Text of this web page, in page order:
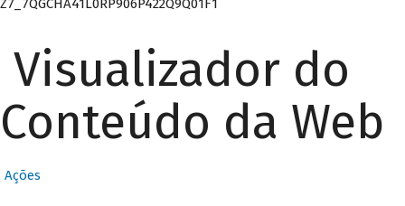
Visualizador do
Conteúdo da Web
Ações